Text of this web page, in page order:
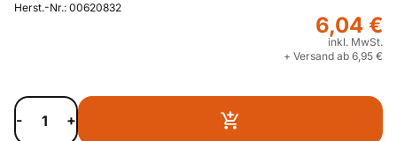
Herst.-Nr.: 00620832
6,04 €
inkl. MwSt.
+ Versand ab 6,95 €
- +